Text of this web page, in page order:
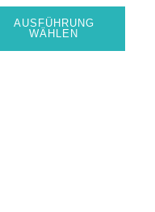
AUSFÜHRUNG
WÄHLEN